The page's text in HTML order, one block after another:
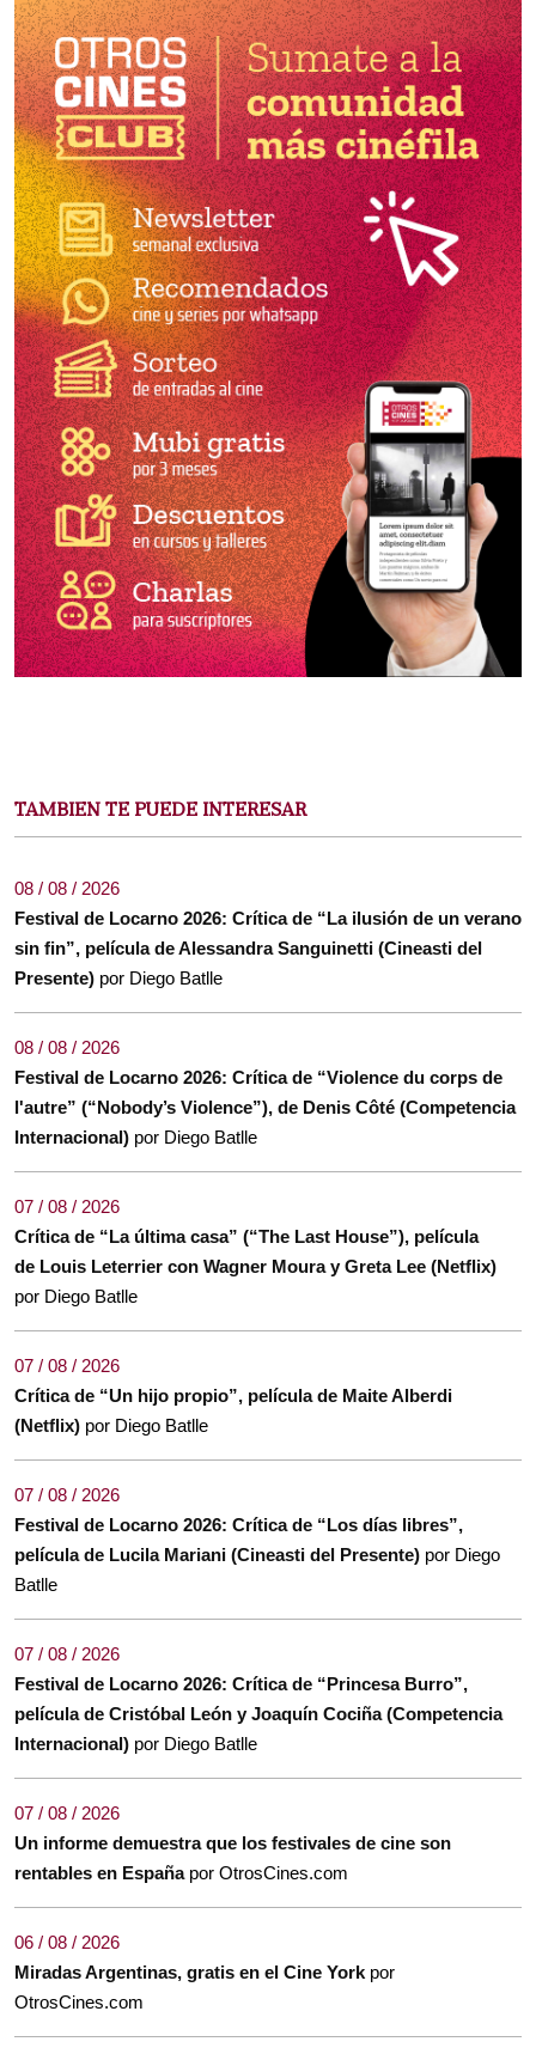
TAMBIEN TE PUEDE INTERESAR
08 / 08 / 2026
Festival de Locarno 2026: Crítica de “La ilusión de un verano
sin fin”, película de Alessandra Sanguinetti (Cineasti del
Presente) por Diego Batlle
08 / 08 / 2026
Festival de Locarno 2026: Crítica de “Violence du corps de
l'autre” (“Nobody’s Violence”), de Denis Côté (Competencia
Internacional) por Diego Batlle
07 / 08 / 2026
Crítica de “La última casa” (“The Last House”), película
de Louis Leterrier con Wagner Moura y Greta Lee (Netflix)
por Diego Batlle
07 / 08 / 2026
Crítica de “Un hijo propio”, película de Maite Alberdi
(Netflix) por Diego Batlle
07 / 08 / 2026
Festival de Locarno 2026: Crítica de “Los días libres”,
película de Lucila Mariani (Cineasti del Presente) por Diego
Batlle
07 / 08 / 2026
Festival de Locarno 2026: Crítica de “Princesa Burro”,
película de Cristóbal León y Joaquín Cociña (Competencia
Internacional) por Diego Batlle
07 / 08 / 2026
Un informe demuestra que los festivales de cine son
rentables en España por OtrosCines.com
06 / 08 / 2026
Miradas Argentinas, gratis en el Cine York por
OtrosCines.com